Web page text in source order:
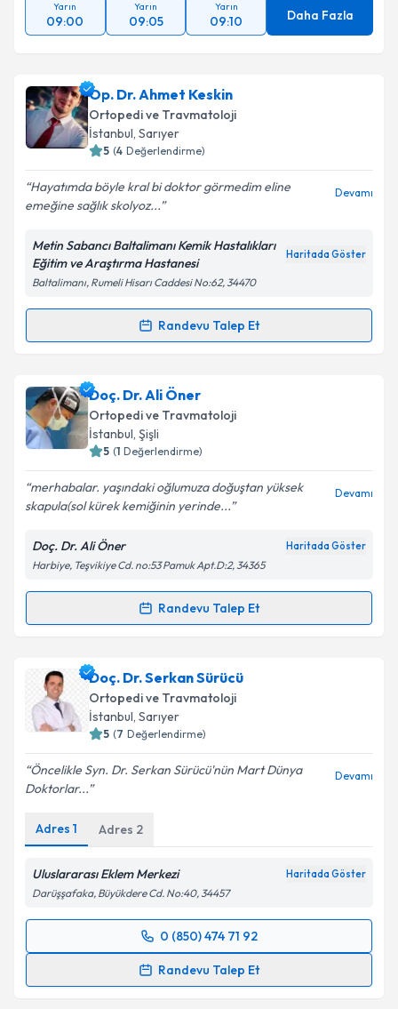
Yarın
09:00
Yarın
09:05
Yarın
09:10 Daha Fazla
Op. Dr. Ahmet Keskin
Ortopedi ve Travmatoloji
İstanbul, Sarıyer
5 (4 Değerlendirme)
Hayatımda böyle kral bi doktor görmedim eline
emeğine sağlık skolyoz...
Devamı
Metin Sabancı Baltalimanı Kemik Hastalıkları
Eğitim ve Araştırma Hastanesi
Haritada Göster
Baltalimanı, Rumeli Hisarı Caddesi No:62, 34470
Randevu Talep Et
Randevu Takvimi Talebi
Op. Dr. Ahmet Keskiniçin randevu takvimi talebi
oluşturun. Size bu uzmandan randevu almanız için bir
takvim hazırlandığında e-posta ile bilgilendireceğiz.
Kişisel verilerimin işlenmesine ilişkin
Aydınlatma
Metni'ni okudum ve kişisel verilerimin belirtilen
kapsamda işlenmesini kabul ediyorum.
Doç. Dr. Ali Öner
Ortopedi ve Travmatoloji
İstanbul, Şişli
5 (1 Değerlendirme)
merhabalar. yaşındaki oğlumuza doğuştan yüksek
skapula(sol kürek kemiğinin yerinde...
Devamı
Doç. Dr. Ali Öner Haritada Göster
Harbiye, Teşvikiye Cd. no:53 Pamuk Apt.D:2, 34365
Randevu Talep Et
Randevu Takvimi Talebi
Doç. Dr. Ali Öneriçin randevu takvimi talebi
oluşturun. Size bu uzmandan randevu almanız için bir
takvim hazırlandığında e-posta ile bilgilendireceğiz.
Kişisel verilerimin işlenmesine ilişkin
Metni'ni okudum ve kişisel verilerimin belirtilen
kapsamda işlenmesini kabul ediyorum.
Takvim Talebini Gönder
Doç. Dr. Serkan Sürücü
Ortopedi ve Travmatoloji
İstanbul, Sarıyer
5 (7 Değerlendirme)
Öncelikle Syn. Dr. Serkan Sürücü'nün Mart Dünya
Doktorlar...
Devamı
Adres 1 Adres 2
Uluslararası Eklem Merkezi Haritada Göster
Darüşşafaka, Büyükdere Cd. No:40, 34457
0 (850) 474 71 92
Randevu Talep Et
Randevu Takvimi Talebi